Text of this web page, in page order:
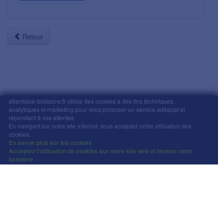
atlantique-boissons.fr utilise des cookies à des fins techniques,
analytiques et marketing pour vous proposer un service adéquat et
répondant à vos attentes.
En navigant sur notre site internet, vous acceptez notre utilisation des
cookies.
En savoir plus sur les cookies
Acceptez l'utilisation de cookies sur notre site web et fermez cette
bannière
Retour
Mentions légales-
Copyright © Atlantique Boissons Nantes / Devacom 2026
L'abus d'alcool est dangereux pour la santé, à
consommer avec modération.